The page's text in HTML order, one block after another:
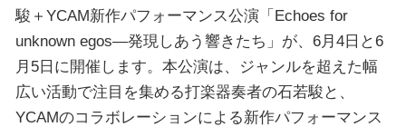
駿＋YCAM新作パフォーマンス公演「Echoes for
unknown egos―発現しあう響きたち」が、6月4日と6
月5日に開催します。本公演は、ジャンルを超えた幅
広い活動で注目を集める打楽器奏者の石若駿と、
YCAMのコラボレーションによる新作パフォーマンス